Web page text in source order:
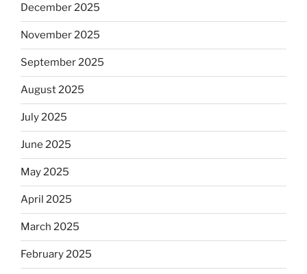
December 2025
November 2025
September 2025
August 2025
July 2025
June 2025
May 2025
April 2025
March 2025
February 2025